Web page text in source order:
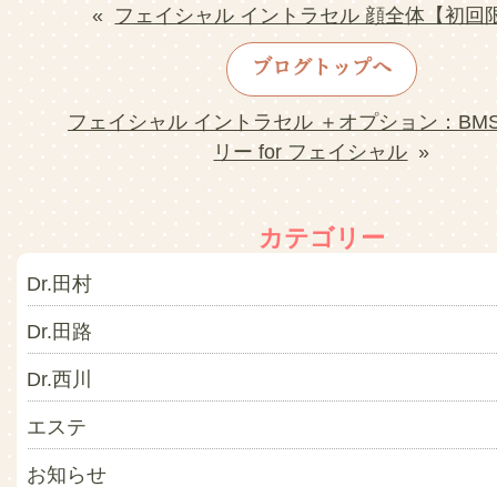
« フェイシャル イントラセル 顔全体【初回
ブログトップへ
フェイシャル イントラセル ＋オプション：
リー for フェイシャル »
カテゴリー
Dr.田村
Dr.田路
Dr.西川
エステ
お知らせ